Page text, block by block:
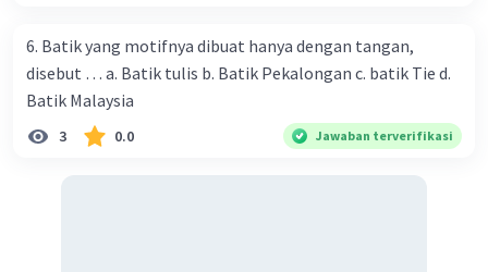
6. Batik yang motifnya dibuat hanya dengan tangan,
disebut … a. Batik tulis b. Batik Pekalongan c. batik Tie d.
Batik Malaysia
3 0.0 Jawaban terverifikasi